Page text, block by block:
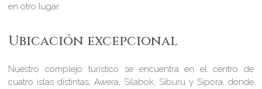
en otro lugar.
Ubicación excepcional
Nuestro complejo turístico se encuentra en el centro de
cuatro islas distintas: Awera, Silabok, Siburu y Sipora, donde